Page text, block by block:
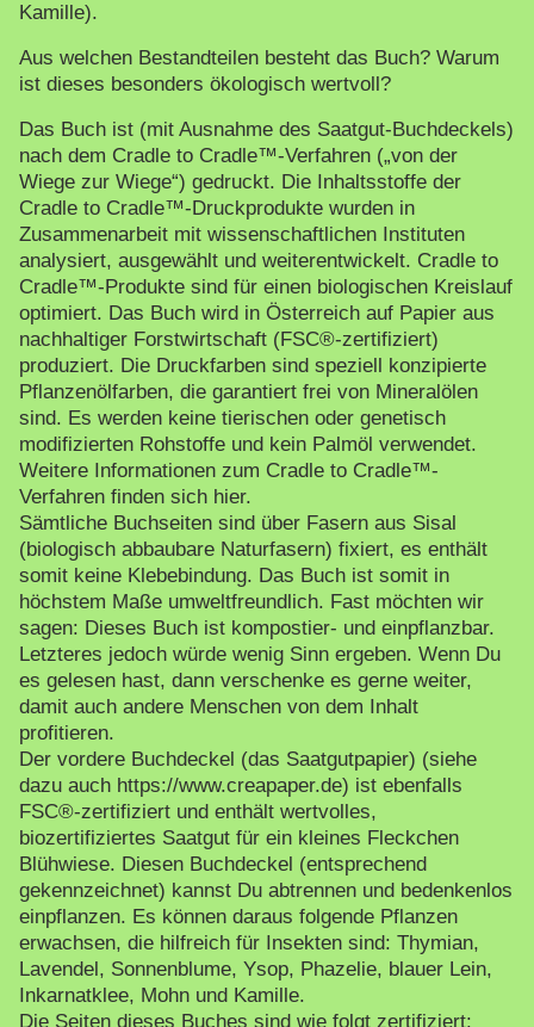
Kamille).
Aus welchen Bestandteilen besteht das Buch? Warum
ist dieses besonders ökologisch wertvoll?
Das Buch ist (mit Ausnahme des Saatgut-Buchdeckels)
nach dem Cradle to Cradle™-Verfahren („von der
Wiege zur Wiege“) gedruckt. Die Inhaltsstoffe der
Cradle to Cradle™-Druckprodukte wurden in
Zusammenarbeit mit wissenschaftlichen Instituten
analysiert, ausgewählt und weiterentwickelt. Cradle to
Cradle™-Produkte sind für einen biologischen Kreislauf
optimiert. Das Buch wird in Österreich auf Papier aus
nachhaltiger Forstwirtschaft (FSC®-zertifiziert)
produziert. Die Druckfarben sind speziell konzipierte
Pflanzenölfarben, die garantiert frei von Mineralölen
sind. Es werden keine tierischen oder genetisch
modifizierten Rohstoffe und kein Palmöl verwendet.
Weitere Informationen zum Cradle to Cradle™-
Verfahren finden sich hier.
Sämtliche Buchseiten sind über Fasern aus Sisal
(biologisch abbaubare Naturfasern) fixiert, es enthält
somit keine Klebebindung. Das Buch ist somit in
höchstem Maße umweltfreundlich. Fast möchten wir
sagen: Dieses Buch ist kompostier- und einpflanzbar.
Letzteres jedoch würde wenig Sinn ergeben. Wenn Du
es gelesen hast, dann verschenke es gerne weiter,
damit auch andere Menschen von dem Inhalt
profitieren.
Der vordere Buchdeckel (das Saatgutpapier) (siehe
dazu auch https://www.creapaper.de) ist ebenfalls
FSC®-zertifiziert und enthält wertvolles,
biozertifiziertes Saatgut für ein kleines Fleckchen
Blühwiese. Diesen Buchdeckel (entsprechend
gekennzeichnet) kannst Du abtrennen und bedenkenlos
einpflanzen. Es können daraus folgende Pflanzen
erwachsen, die hilfreich für Insekten sind: Thymian,
Lavendel, Sonnenblume, Ysop, Phazelie, blauer Lein,
Inkarnatklee, Mohn und Kamille.
Die Seiten dieses Buches sind wie folgt zertifiziert: